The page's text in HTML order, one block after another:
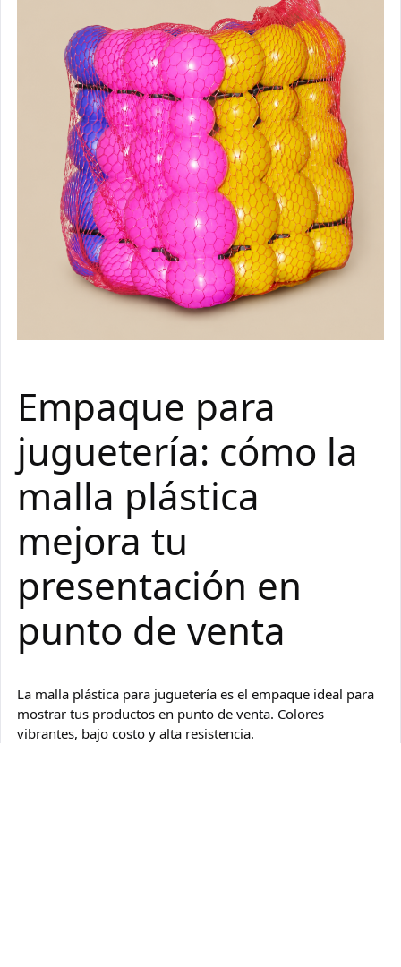
Empaque para
juguetería: cómo la
malla plástica
mejora tu
presentación en
punto de venta
La malla plástica para juguetería es el empaque ideal para
mostrar tus productos en punto de venta. Colores
vibrantes, bajo costo y alta resistencia.